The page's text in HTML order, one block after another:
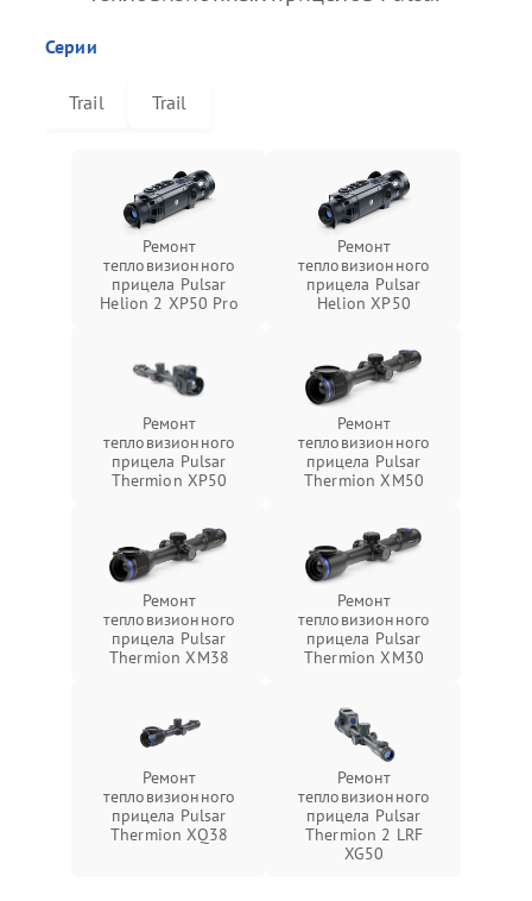
Серии
Trail Trail
Ремонт
тепловизионного
прицела Pulsar
Helion 2 XP50 Pro
Ремонт
тепловизионного
прицела Pulsar
Helion XP50
Ремонт
тепловизионного
прицела Pulsar
Thermion XP50
Ремонт
тепловизионного
прицела Pulsar
Thermion XM50
Ремонт
тепловизионного
прицела Pulsar
Thermion XM38
Ремонт
тепловизионного
прицела Pulsar
Thermion XM30
Ремонт
тепловизионного
прицела Pulsar
Thermion XQ38
Ремонт
тепловизионного
прицела Pulsar
Thermion 2 LRF
XG50